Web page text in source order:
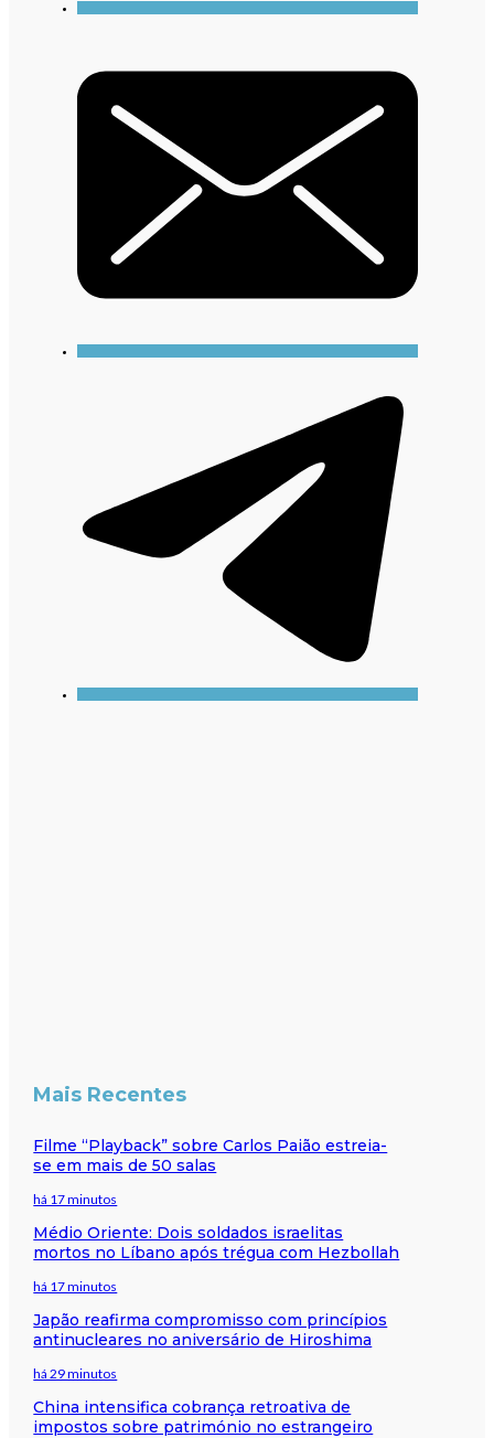
Mais Recentes
Filme “Playback” sobre Carlos Paião estreia-
se em mais de 50 salas
há 17 minutos
Médio Oriente: Dois soldados israelitas
mortos no Líbano após trégua com Hezbollah
há 17 minutos
Japão reafirma compromisso com princípios
antinucleares no aniversário de Hiroshima
há 29 minutos
China intensifica cobrança retroativa de
impostos sobre património no estrangeiro